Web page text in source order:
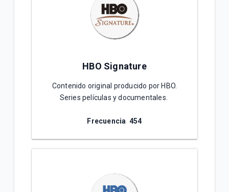
HBO Signature
Contenido original producido por HBO.
Series películas y documentales.
Frecuencia 454